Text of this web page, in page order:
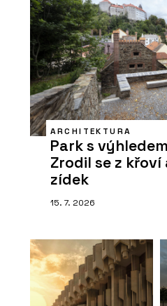
ARCHITEKTURA
Park s
Zrodil se z
zídek
15. 7. 2026